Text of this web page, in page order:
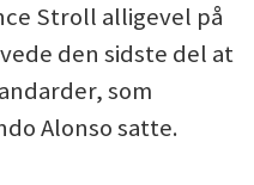
Stroll alligevel på
den sidste del at
som
Alonso satte.